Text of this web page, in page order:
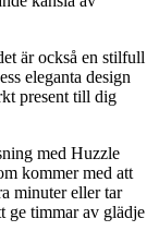
är också en stilfull
eleganta design
present till dig
med Huzzle
kommer med att
minuter eller tar
ge timmar av glädje